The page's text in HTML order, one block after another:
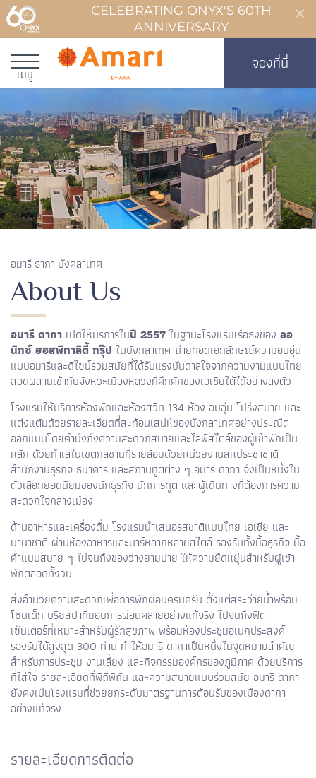
CELEBRATING ONYX'S 60TH
ANNIVERSARY
เมนู
จองที่นี่
อมารี ธากา บังคลาเทศ
About Us
อมารี ดากา เปิดให้บริการในปี 2557 ในฐานะโรงแรมเรือธงของ ออ
นิกซ์ ฮอสพิทาลิตี้ กรุ๊ป ในบังกลาเทศ ถ่ายทอดเอกลักษณ์ความอบอุ่น
แบบอมารีและดีไซน์ร่วมสมัยที่ได้รับแรงบันดาลใจจากความงามแบบไทย
สอดผสานเข้ากับจังหวะเมืองหลวงที่คึกคักของเอเชียใต้ได้อย่างลงตัว
โรงแรมให้บริการห้องพักและห้องสวีท 134 ห้อง อบอุ่น โปร่งสบาย และ
แต่งแต้มด้วยรายละเอียดที่สะท้อนเสน่ห์ของบังกลาเทศอย่างประณีต
ออกแบบโดยคำนึงถึงความสะดวกสบายและไลฟ์สไตล์ของผู้เข้าพักเป็น
หลัก ด้วยทำเลในเขตกุลชานที่รายล้อมด้วยหน่วยงานสหประชาชาติ
สำนักงานธุรกิจ ธนาคาร และสถานทูตต่าง ๆ อมารี ดากา จึงเป็นหนึ่งใน
ตัวเลือกยอดนิยมของนักธุรกิจ นักการทูต และผู้เดินทางที่ต้องการความ
สะดวกใจกลางเมือง
ด้านอาหารและเครื่องดื่ม โรงแรมนำเสนอรสชาติแบบไทย เอเชีย และ
นานาชาติ ผ่านห้องอาหารและบาร์หลากหลายสไตล์ รองรับทั้งมื้อธุรกิจ มื้อ
ค่ำแบบสบาย ๆ ไปจนถึงของว่างยามบ่าย ให้ความยืดหยุ่นสำหรับผู้เข้า
พักตลอดทั้งวัน
สิ่งอำนวยความสะดวกเพื่อการพักผ่อนครบครัน ตั้งแต่สระว่ายน้ำพร้อม
โซนเด็ก บรีซสปาที่มอบการผ่อนคลายอย่างแท้จริง ไปจนถึงฟิต
เซ็นเตอร์ที่เหมาะสำหรับผู้รักสุขภาพ พร้อมห้องประชุมอเนกประสงค์
รองรับได้สูงสุด 300 ท่าน ทำให้อมารี ดากาเป็นหนึ่งในจุดหมายสำคัญ
สำหรับการประชุม งานเลี้ยง และกิจกรรมองค์กรของภูมิภาค ด้วยบริการ
ที่ใส่ใจ รายละเอียดที่พิถีพิถัน และความสบายแบบร่วมสมัย อมารี ดากา
ยังคงเป็นโรงแรมที่ช่วยยกระดับมาตรฐานการต้อนรับของเมืองดากา
อย่างแท้จริง
รายละเอียดการติดต่อ